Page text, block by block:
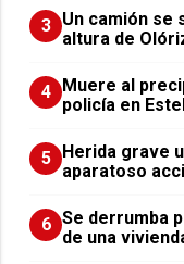
3 Un camión se
altura de
4 Muere al
policía en
5 Herida grave
aparatoso
6 Se derrumba
de una